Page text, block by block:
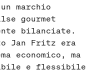
marchio
gourmet
bilanciate.
Jan Fritz era
economico, ma
e flessibile